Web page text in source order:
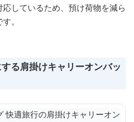
しているため、預け荷物を減ら
。
る肩掛けキャリーオンバッ